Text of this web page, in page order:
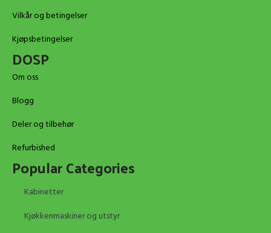
Vilkår og betingelser
Kjøpsbetingelser
DOSP
Om oss
Blogg
Deler og tilbehør
Refurbished
Popular Categories
Kabinetter
Kjøkkenmaskiner og utstyr